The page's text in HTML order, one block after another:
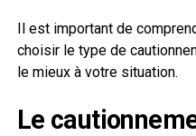
Il est important de
choisir le type de
le mieux à votre situation.
Le